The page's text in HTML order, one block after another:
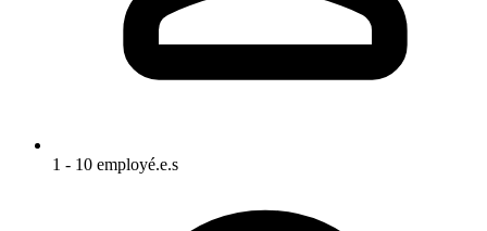
1 - 10 employé.e.s